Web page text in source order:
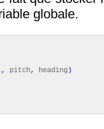
globale.
, pitch, heading )